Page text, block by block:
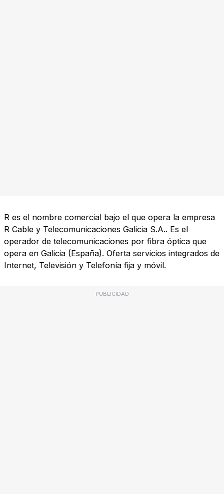
R es el nombre comercial bajo el que opera la empresa
R Cable y Telecomunicaciones Galicia S.A.. Es el
operador de telecomunicaciones por fibra óptica que
opera en Galicia (España). Oferta servicios integrados de
Internet, Televisión y Telefonía fija y móvil.
PUBLICIDAD